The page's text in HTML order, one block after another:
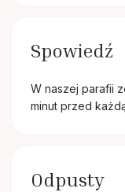
Spowiedź
W naszej parafii
minut przed
Odpusty